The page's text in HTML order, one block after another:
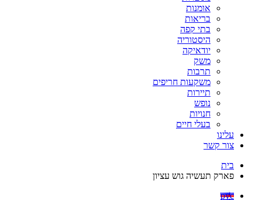
אומנות
בריאות
בתי קפה
היסטוריה
יודאיקה
משק
תרבות
משקעות חריפים
תיירות
נופש
חנויות
בעלי חיים
עלינו
צור קשר
בית
פארק תעשיה גוש עציון
рус